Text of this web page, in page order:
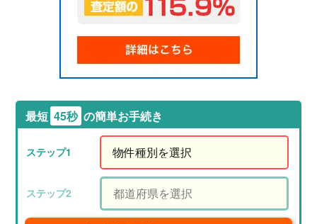
最短 45秒 の簡単お手続き